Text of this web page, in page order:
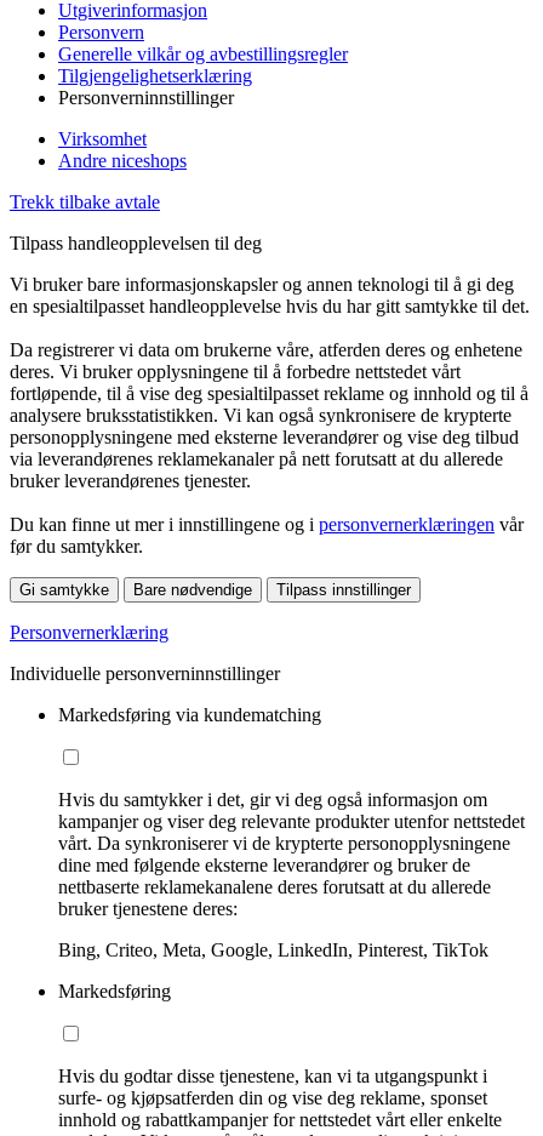
Utgiverinformasjon
Personvern
Generelle vilkår og avbestillingsregler
Tilgjengelighetserklæring
Personverninnstillinger
Virksomhet
Andre niceshops
Trekk tilbake avtale
Tilpass handleopplevelsen til deg
Vi bruker bare informasjonskapsler og annen teknologi til å gi deg
en spesialtilpasset handleopplevelse hvis du har gitt samtykke til det.
Da registrerer vi data om brukerne våre, atferden deres og enhetene
deres. Vi bruker opplysningene til å forbedre nettstedet vårt
fortløpende, til å vise deg spesialtilpasset reklame og innhold og til å
analysere bruksstatistikken. Vi kan også synkronisere de krypterte
personopplysningene med eksterne leverandører og vise deg tilbud
via leverandørenes reklamekanaler på nett forutsatt at du allerede
bruker leverandørenes tjenester.
Du kan finne ut mer i innstillingene og i personvernerklæringen vår
før du samtykker.
Gi samtykke Bare nødvendige Tilpass innstillinger
Personvernerklæring
Individuelle personverninnstillinger
Markedsføring via kundematching
Hvis du samtykker i det, gir vi deg også informasjon om
kampanjer og viser deg relevante produkter utenfor nettstedet
vårt. Da synkroniserer vi de krypterte personopplysningene
dine med følgende eksterne leverandører og bruker de
nettbaserte reklamekanalene deres forutsatt at du allerede
bruker tjenestene deres:
Bing, Criteo, Meta, Google, LinkedIn, Pinterest, TikTok
Markedsføring
Hvis du godtar disse tjenestene, kan vi ta utgangspunkt i
surfe- og kjøpsatferden din og vise deg reklame, sponset
innhold og rabattkampanjer for nettstedet vårt eller enkelte